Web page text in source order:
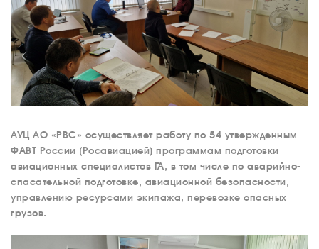
АУЦ АО «РВС» осуществляет работу по 54 утвержденным
ФАВТ России (Росавиацией) программам подготовки
авиационных специалистов ГА, в том числе по аварийно-
спасательной подготовке, авиационной безопасности,
управлению ресурсами экипажа, перевозке опасных
грузов.